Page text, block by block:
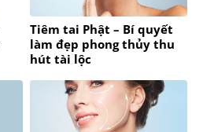
Tiêm tai Phật – Bí quyết
làm đẹp phong thủy thu
hút tài lộc